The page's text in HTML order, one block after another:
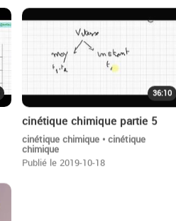
36:10
cinétique chimique partie 5
cinétique chimique • cinétique
chimique
Publié le 2019-10-18